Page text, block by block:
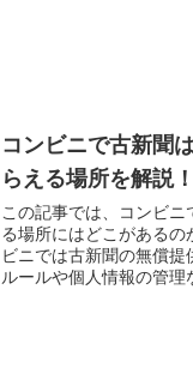
コンビニで古新聞
らえる場所を解説！
この記事では、コンビニ
る場所にはどこがあるのかを解説し
ビニでは古新聞の無償提供は行って
ルールや個人情報の管理な